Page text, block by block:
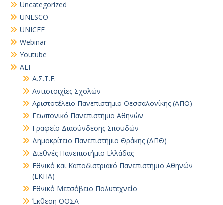
Uncategorized
UNESCO
UNICEF
Webinar
Youtube
ΑΕΙ
Α.Σ.Τ.Ε.
Αντιστοιχίες Σχολών
Αριστοτέλειο Πανεπιστήμιο Θεσσαλονίκης (ΑΠΘ)
Γεωπονικό Πανεπιστήμιο Αθηνών
Γραφείο Διασύνδεσης Σπουδών
Δημοκρίτειο Πανεπιστήμιο Θράκης (ΔΠΘ)
Διεθνές Πανεπιστήμιο Ελλάδας
Εθνικό και Καποδιστριακό Πανεπιστήμιο Αθηνών
(ΕΚΠΑ)
Εθνικό Μετσόβειο Πολυτεχνείο
Έκθεση ΟΟΣΑ